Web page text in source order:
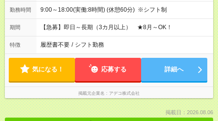
勤務時間 9:00～18:00(実働:8時間) (休憩60分) ※シフト制
期間 【急募】即日～長期（3カ月以上） ★8月～OK！
特徴 履歴書不要 / シフト勤務
気になる！ 応募する 詳細へ
掲載元企業名 アデコ株式会社
掲載日：2026.08.06